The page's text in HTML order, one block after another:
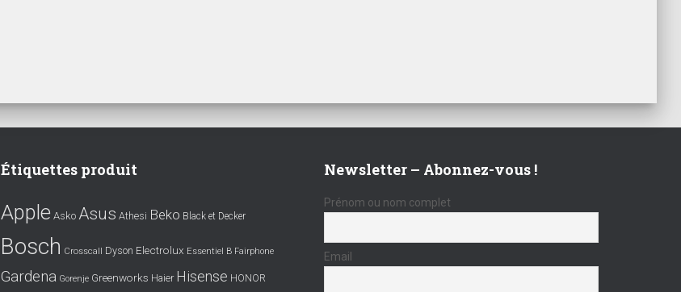
Étiquettes produit
Apple Asko Asus Athesi Beko Black et Decker
Bosch Crosscall Dyson Electrolux Essentiel B Fairphone
Gardena Gorenje Greenworks Haier Hisense HONOR
Newsletter – Abonnez-vous !
Prénom ou nom complet
Email